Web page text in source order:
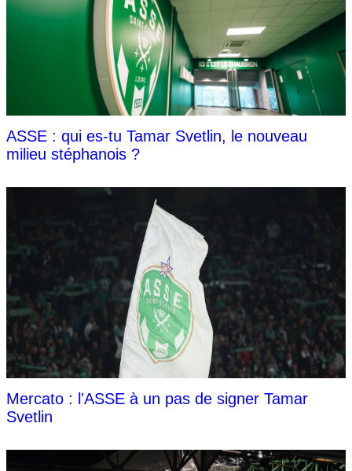
ASSE : qui es-tu Tamar Svetlin, le nouveau
milieu stéphanois ?
Mercato : l'ASSE à un pas de signer Tamar
Svetlin